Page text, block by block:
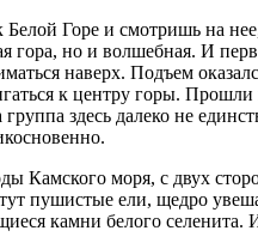
Белой Горе и смотришь на
гора, но и волшебная. И
наверх. Подъем
к центру горы.
здесь далеко не
Камского моря, с двух
пушистые ели, щедро
камни белого